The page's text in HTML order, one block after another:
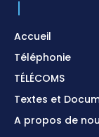
Accueil
Téléphonie
TÉLÉCOMS
Textes et
A propos de